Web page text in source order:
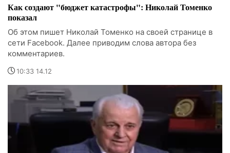
Как создают "бюджет катастрофы": Николай Томенко
показал
Об этом пишет Николай Томенко на своей странице в
сети Facebook. Далее приводим слова автора без
комментариев.
10:33 14.12